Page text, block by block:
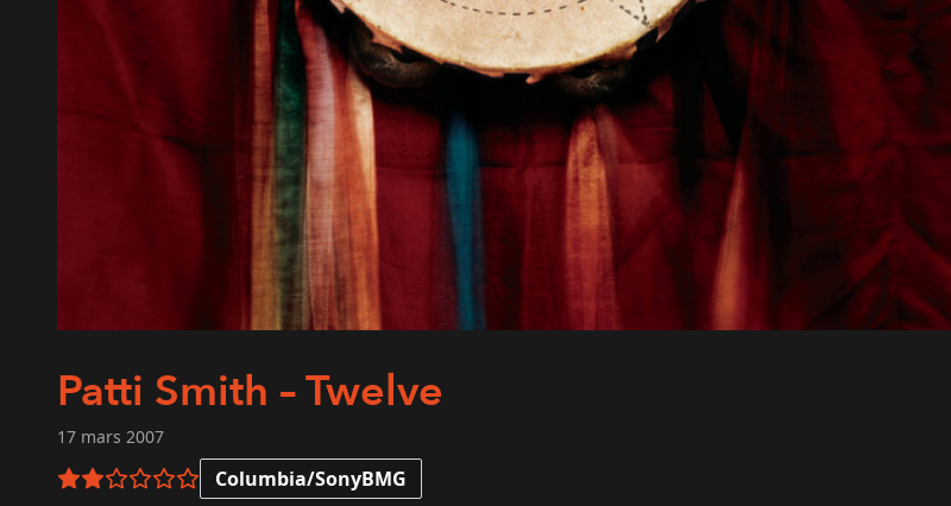
Patti Smith – Twelve
17 mars 2007
2 av 6 i betyg Columbia/SonyBMG